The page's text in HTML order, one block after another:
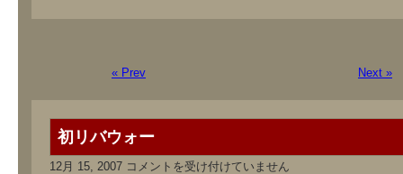
« Prev Next »
初リバウォー
12月 15, 2007 初
コメントを受け付けていません